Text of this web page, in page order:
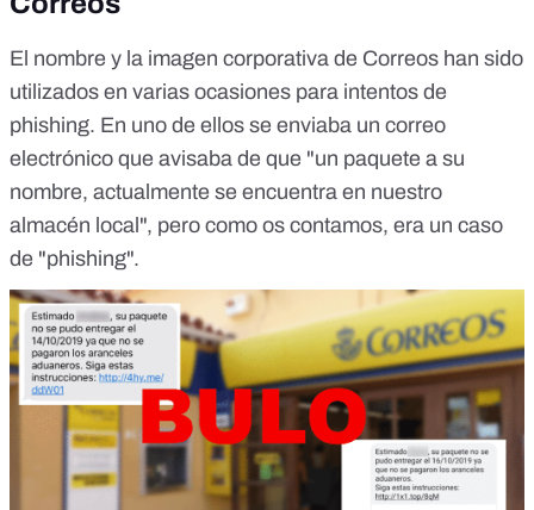
El nombre y la imagen corporativa de Correos han sido
utilizados en varias ocasiones para intentos de
phishing. En uno de ellos se enviaba un correo
electrónico que avisaba de que "un paquete a su
nombre, actualmente se encuentra en nuestro
almacén local", pero como os contamos, era un caso
de "phishing".